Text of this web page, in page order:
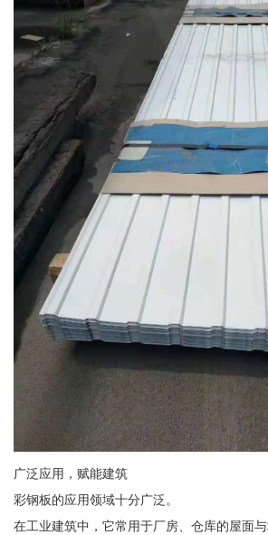
广泛应用，赋能建筑
彩钢板的应用领域十分广泛。
在工业建筑中，它常用于厂房、仓库的屋面